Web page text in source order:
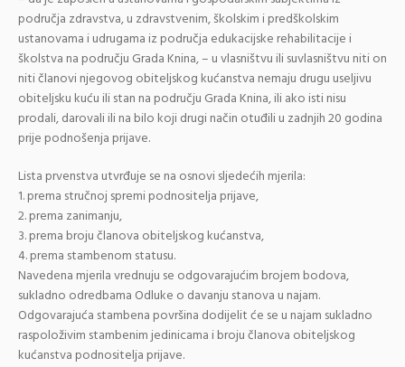
područja zdravstva, u zdravstvenim, školskim i predškolskim
ustanovama i udrugama iz područja edukacijske rehabilitacije i
školstva na području Grada Knina, – u vlasništvu ili suvlasništvu niti on
niti članovi njegovog obiteljskog kućanstva nemaju drugu useljivu
obiteljsku kuću ili stan na području Grada Knina, ili ako isti nisu
prodali, darovali ili na bilo koji drugi način otuđili u zadnjih 20 godina
prije podnošenja prijave.
Lista prvenstva utvrđuje se na osnovi sljedećih mjerila:
1. prema stručnoj spremi podnositelja prijave,
2. prema zanimanju,
3. prema broju članova obiteljskog kućanstva,
4. prema stambenom statusu.
Navedena mjerila vrednuju se odgovarajućim brojem bodova,
sukladno odredbama Odluke o davanju stanova u najam.
Odgovarajuća stambena površina dodijelit će se u najam sukladno
raspoloživim stambenim jedinicama i broju članova obiteljskog
kućanstva podnositelja prijave.